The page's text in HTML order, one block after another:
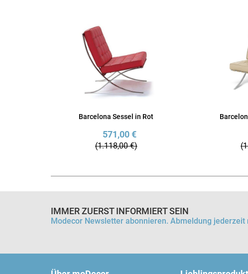
Barcelona Sessel in Rot
571,00 €
(1.118,00 €)
IMMER ZUERST INFORMIERT SEIN
Modecor Newsletter abonnieren. Abmeldung jederzeit